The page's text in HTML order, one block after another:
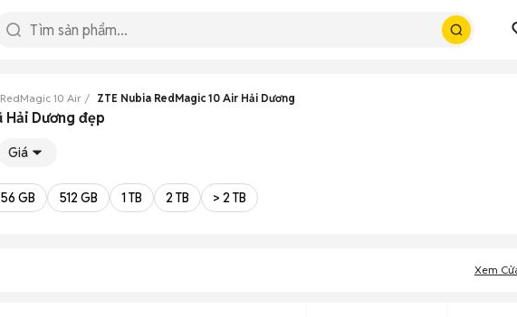
10 Air ZTE Nubia RedMagic 10 Air Hải Dương
Dương đẹp
Giá
GB 512 GB 1 TB 2 TB > 2 TB
Xem